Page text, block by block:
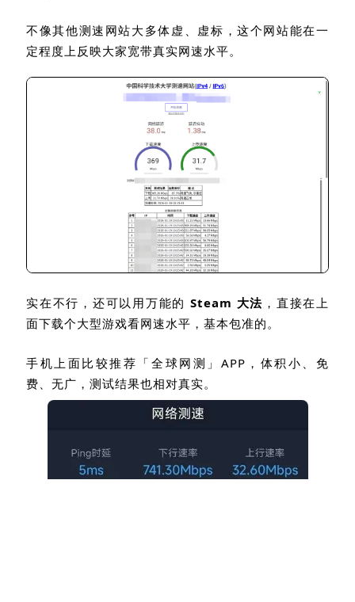
不像其他测速网站大多体虚、虚标，这个网站能在一
定程度上反映大家宽带真实网速水平。
实在不行，还可以用万能的 Steam 大法 ，直接在上
面下载个大型游戏看网速水平，基本包准的。
手机上面比较推荐「全球网测」 APP ，体积小、免
费、无广，测试结果也相对真实。